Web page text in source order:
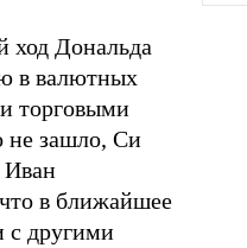
ход Дональда
в валютных
торговыми
не зашло, Си
Иван
в ближайшее
с другими